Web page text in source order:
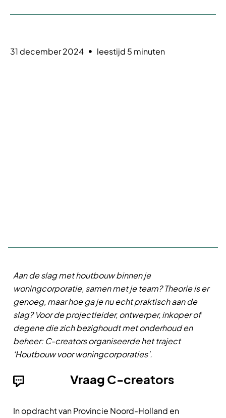
31 december 2024 leestijd 5 minuten
Aan de slag met houtbouw binnen je
woningcorporatie, samen met je team? Theorie is er
genoeg, maar hoe ga je nu echt praktisch aan de
slag? Voor de projectleider, ontwerper, inkoper of
degene die zich bezighoudt met onderhoud en
beheer: C-creators organiseerde het traject
‘Houtbouw voor woningcorporaties’.
Vraag C-creators
In opdracht van Provincie Noord-Holland en